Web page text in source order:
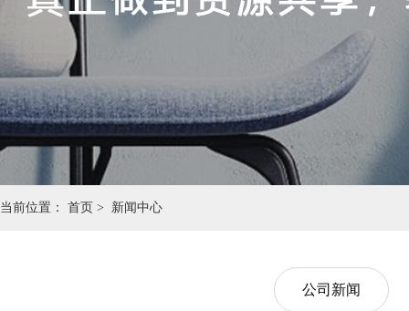
当前位置： 首页 > 新闻中心
公司新闻